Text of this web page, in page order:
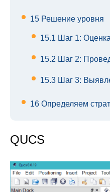
15 Решение уровня
15.1 Шаг 1:
15.2 Шаг 2:
15.3 Шаг 3:
16 Определяем
QUCS